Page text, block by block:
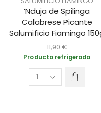
’Nduja de Spilinga
Calabrese Picante
Salumificio Fiamingo
11,90 €
Producto refrigerado